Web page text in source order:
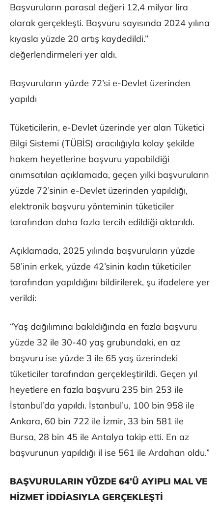
Başvuruların parasal değeri 12,4 milyar lira
olarak gerçekleşti. Başvuru sayısında 2024 yılına
kıyasla yüzde 20 artış kaydedildi.”
değerlendirmeleri yer aldı.
Başvuruların yüzde 72’si e-Devlet üzerinden
yapıldı
Tüketicilerin, e-Devlet üzerinde yer alan Tüketici
Bilgi Sistemi (TÜBİS) aracılığıyla kolay şekilde
hakem heyetlerine başvuru yapabildiği
anımsatılan açıklamada, geçen yılki başvuruların
yüzde 72’sinin e-Devlet üzerinden yapıldığı,
elektronik başvuru yönteminin tüketiciler
tarafından daha fazla tercih edildiği aktarıldı.
Açıklamada, 2025 yılında başvuruların yüzde
58’inin erkek, yüzde 42’sinin kadın tüketiciler
tarafından yapıldığını bildirilerek, şu ifadelere yer
verildi:
“Yaş dağılımına bakıldığında en fazla başvuru
yüzde 32 ile 30-40 yaş grubundaki, en az
başvuru ise yüzde 3 ile 65 yaş üzerindeki
tüketiciler tarafından gerçekleştirildi. Geçen yıl
heyetlere en fazla başvuru 235 bin 253 ile
İstanbul’da yapıldı. İstanbul’u, 100 bin 958 ile
Ankara, 60 bin 722 ile İzmir, 33 bin 581 ile
Bursa, 28 bin 45 ile Antalya takip etti. En az
başvurunun yapıldığı il ise 561 ile Ardahan oldu.”
BAŞVURULARIN YÜZDE 64’Ü AYIPLI MAL VE
HİZMET İDDİASIYLA GERÇEKLEŞTİ